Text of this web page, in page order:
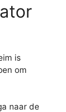
is
om
naar de